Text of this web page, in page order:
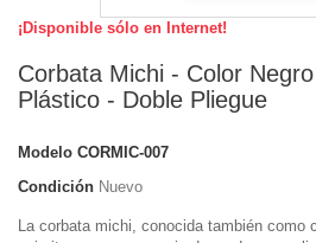
¡Disponible sólo en Internet!
Corbata Michi - Color
Plástico - Doble Pliegue
Modelo CORMIC-007
Condición Nuevo
La corbata michi, conocida también como